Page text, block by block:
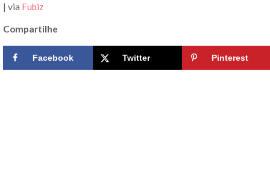
| via Fubiz
Compartilhe
Facebook Twitter Pinterest